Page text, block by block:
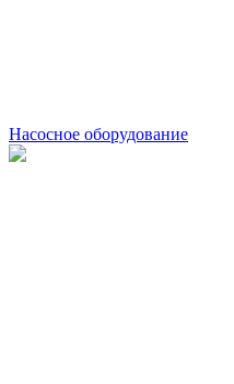
Насосное оборудование